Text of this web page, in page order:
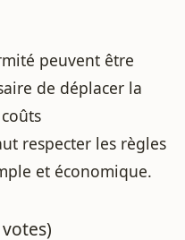
peuvent être
de déplacer la
respecter les règles
et économique.